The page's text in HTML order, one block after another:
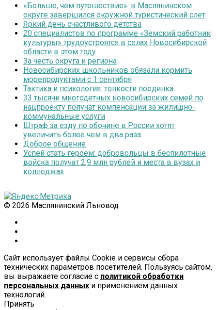
«Больше, чем путешествие»: в Маслянинском
округе завершился окружной туристический слет
Яркий день счастливого детства
20 специалистов по программе «Земский работник
культуры» трудоустроятся в селах Новосибирской
области в этом году
За честь округа и региона
Новосибирских школьников обязали кормить
морепродуктами с 1 сентября
Тактика и психология: тонкости поединка
33 тысячи многодетных новосибирских семей по
нацпроекту получат компенсации за жилищно-
коммунальные услуги
Штраф за езду по обочине в России хотят
увеличить более чем в два раза
Доброе общение
Успей стать героем: добровольцы в беспилотные
войска получат 2,9 млн рублей и места в вузах и
колледжах
© 2026 Маслянинский Льновод
Сайт использует файлы Cookie и сервисы сбора
технических параметров посетителей. Пользуясь сайтом,
вы выражаете согласие с политикой обработки
персональных данных и применением данных
технологий.
Принять